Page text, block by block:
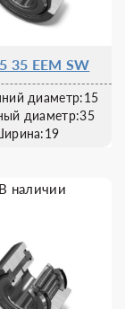
35 EEM SW
диаметр:15
диаметр:35
В наличии